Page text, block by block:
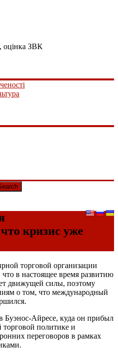
оцінка ЗВК
кризис уже
торговой организации
в настоящее время развитию
движущей силы, поэтому
о том, что международный
Буэнос-Айресе, куда он прибыл
торговой политике и
переговоров в рамках